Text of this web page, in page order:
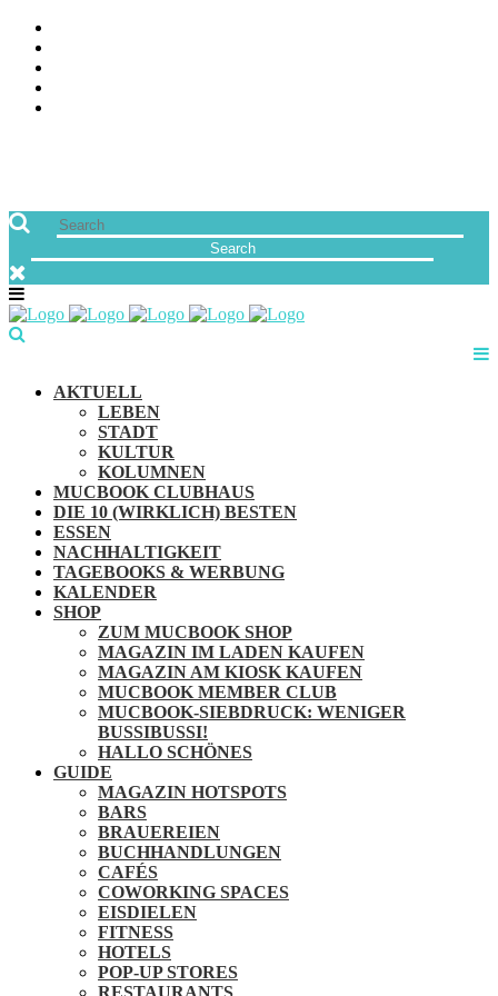
AKTUELL
LEBEN
STADT
KULTUR
KOLUMNEN
MUCBOOK CLUBHAUS
DIE 10 (WIRKLICH) BESTEN
ESSEN
NACHHALTIGKEIT
TAGEBOOKS & WERBUNG
KALENDER
SHOP
ZUM MUCBOOK SHOP
MAGAZIN IM LADEN KAUFEN
MAGAZIN AM KIOSK KAUFEN
MUCBOOK MEMBER CLUB
MUCBOOK-SIEBDRUCK: WENIGER
BUSSIBUSSI!
HALLO SCHÖNES
GUIDE
MAGAZIN HOTSPOTS
BARS
BRAUEREIEN
BUCHHANDLUNGEN
CAFÉS
COWORKING SPACES
EISDIELEN
FITNESS
HOTELS
POP-UP STORES
RESTAURANTS